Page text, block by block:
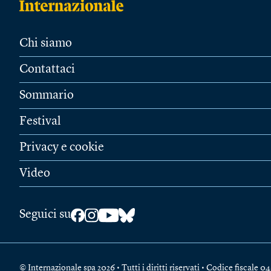
Chi siamo
Contattaci
Sommario
Festival
Privacy e cookie
Video
Seguici su
© Internazionale spa 2026 • Tutti i diritti riservati • Codice fiscale